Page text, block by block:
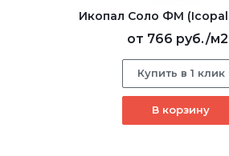
Икопал Соло ФМ (Icopal
от 766 руб./м2
Купить в 1 клик
В корзину